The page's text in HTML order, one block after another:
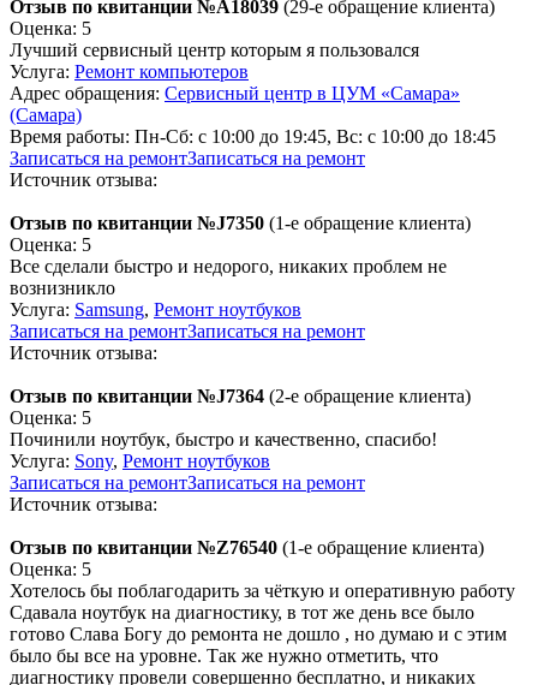
Отзыв по квитанции №A18039 (29-е обращение клиента)
Оценка: 5
Лучший сервисный центр которым я пользовался
Услуга: Ремонт компьютеров
Адрес обращения: Сервисный центр в ЦУМ «Самара»
(Самара)
Время работы: Пн-Сб: с 10:00 до 19:45, Вс: с 10:00 до 18:45
Записаться на ремонтЗаписаться на ремонт
Источник отзыва:
Отзыв по квитанции №J7350 (1-е обращение клиента)
Оценка: 5
Все сделали быстро и недорого, никаких проблем не
вознизникло
Услуга: Samsung, Ремонт ноутбуков
Записаться на ремонтЗаписаться на ремонт
Источник отзыва:
Отзыв по квитанции №J7364 (2-е обращение клиента)
Оценка: 5
Починили ноутбук, быстро и качественно, спасибо!
Услуга: Sony, Ремонт ноутбуков
Записаться на ремонтЗаписаться на ремонт
Источник отзыва:
Отзыв по квитанции №Z76540 (1-е обращение клиента)
Оценка: 5
Хотелось бы поблагодарить за чёткую и оперативную работу
Сдавала ноутбук на диагностику, в тот же день все было
готово Слава Богу до ремонта не дошло , но думаю и с этим
было бы все на уровне. Так же нужно отметить, что
диагностику провели совершенно бесплатно, и никаких